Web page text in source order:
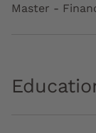
Master -